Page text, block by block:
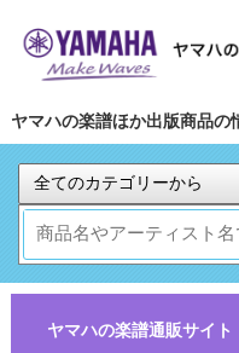
ヤマハの楽譜ほか出版商品の
ヤマハの楽譜通販サイト